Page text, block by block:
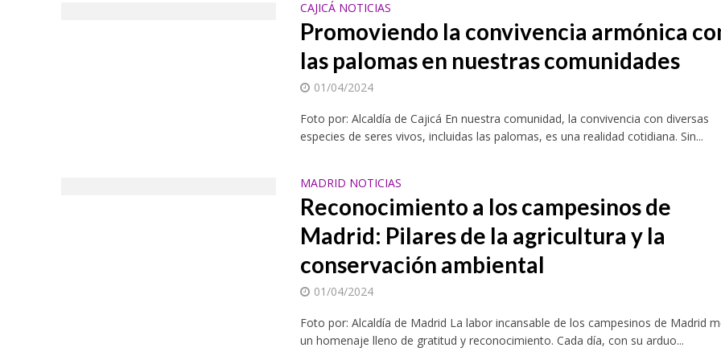
CAJICÁ NOTICIAS
Promoviendo la convivencia armónica
las palomas en nuestras comunidades
01/04/2024
Foto por: Alcaldía de Cajicá En nuestra comunidad, la convivencia con diversas
especies de seres vivos, incluidas las palomas, es una realidad cotidiana. Sin...
MADRID NOTICIAS
Reconocimiento a los campesinos de
Madrid: Pilares de la agricultura y la
conservación ambiental
01/04/2024
Foto por: Alcaldía de Madrid La labor incansable de los campesinos de Madrid
un homenaje lleno de gratitud y reconocimiento. Cada día, con su arduo...